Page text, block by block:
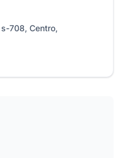
s-708, Centro,